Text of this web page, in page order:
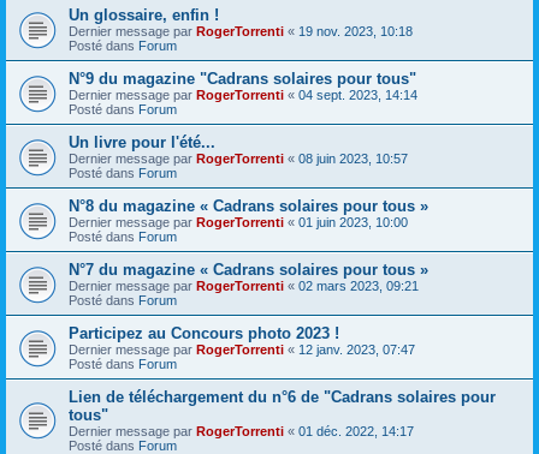
Un glossaire, enfin !
Dernier message par RogerTorrenti « 19 nov. 2023, 10:18
Posté dans Forum
N°9 du magazine "Cadrans solaires pour tous"
Dernier message par RogerTorrenti « 04 sept. 2023, 14:14
Posté dans Forum
Un livre pour l'été...
Dernier message par RogerTorrenti « 08 juin 2023, 10:57
Posté dans Forum
N°8 du magazine « Cadrans solaires pour tous »
Dernier message par RogerTorrenti « 01 juin 2023, 10:00
Posté dans Forum
N°7 du magazine « Cadrans solaires pour tous »
Dernier message par RogerTorrenti « 02 mars 2023, 09:21
Posté dans Forum
Participez au Concours photo 2023 !
Dernier message par RogerTorrenti « 12 janv. 2023, 07:47
Posté dans Forum
Lien de téléchargement du n°6 de "Cadrans solaires pour
tous"
Dernier message par RogerTorrenti « 01 déc. 2022, 14:17
Posté dans Forum